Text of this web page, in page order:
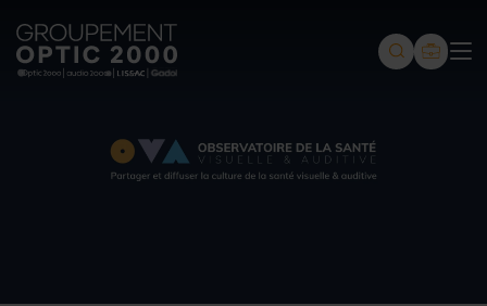
Groupement
Optic
-